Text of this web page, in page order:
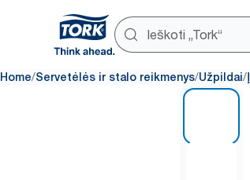
Home/Servetėlės ir stalo reikmenys/Užpildai/